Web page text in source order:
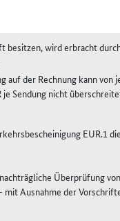
besitzen, wird erbracht
auf der Rechnung kann
Sendung nicht
EUR.1
Überprüfung
Ausnahme der